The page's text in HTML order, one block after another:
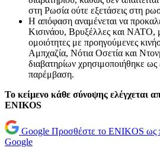
στη Ρωσία ούτε εξετάσεις στη
Η απόφαση αναμένεται να
Κισινάου, Βρυξέλλες και ΝΑΤΟ,
ομοιότητες με προηγούμενες
Αμπχαζία, Νότια Οσετία και
διαβατηρίων χρησιμοποιήθηκε ως
παρέμβαση.
Το κείμενο κάθε σύνοψης ελέγχεται
ENIKOS
Google Προσθέστε το ENIKOS ως
Google